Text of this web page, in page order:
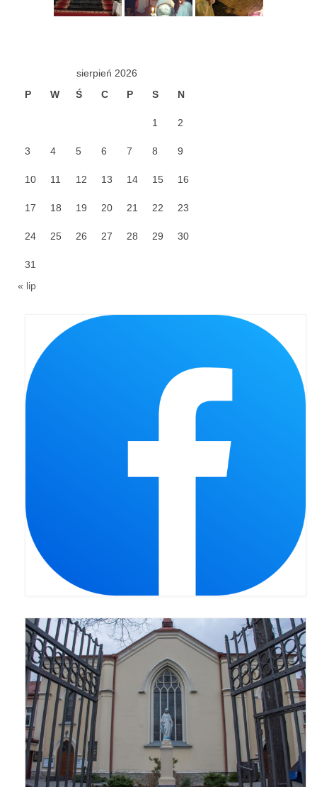
Pierwsza Komunia Święta – Grupa 1
Boże Ciało
Uroczystość Św. Jakuba Apostoła 2020
Wizytacja Kanoniczna 21.06.2020
Boże Ciało 2020
GODZINA ŚWIĘTA W ŚWIĘTO
Triduum St. Kostka 2019
Posługa Siostry Elekty
Wielki Czwartek 2019
Droga Krzyżowa w parafii św. Jakuba
Apostoła w Częstochowie 2019
Imieniny Ks. Proboszcza 2019
Narodowy Dzień Pamięci “Żołnierzy
Wyklętych” 2019
Pielęgnacja drzew
Nasza parafia z lotu ptaka
sierpień 2026
P
W Ś C P S N
1 2
3 4 5 6 7 8 9
10 11 12 13 14 15 16
17 18 19 20 21 22 23
24 25 26 27 28 29 30
31
« lip